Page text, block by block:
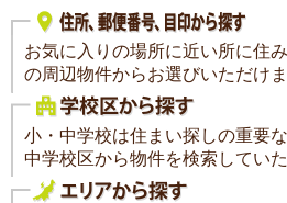
お気に入りの場所に近い所に住
の周辺物件からお選びいただけま
小・中学校は住まい探しの重要
中学校区から物件を検索していた